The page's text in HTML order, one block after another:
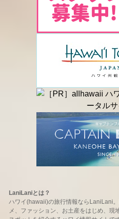
LaniLaniとは？
ハワイ(hawaii)の旅行情報ならLaniLani
メ、ファッション、お土産をはじめ、現